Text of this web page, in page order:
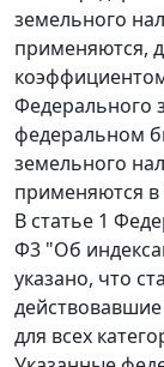
земельного
применяются,
Федерального
федеральном
земельного
применяются в
В статье 1
Ф3 "Об
указано, что
для всех